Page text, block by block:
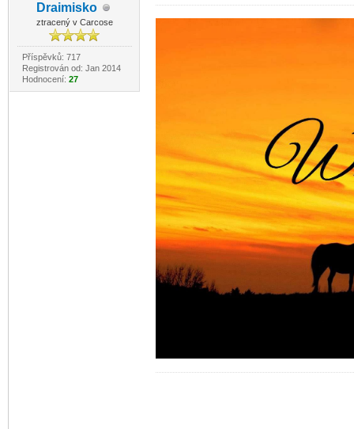
Draimisko
ztracený v Carcose
Příspěvků: 717
Registrován od: Jan 2014
Hodnocení: 27